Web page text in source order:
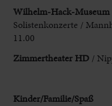
Wilhelm-Hack-
Solistenkonzerte /
11.00
Zimmertheater HD /
Kinder/Familie/Spaß